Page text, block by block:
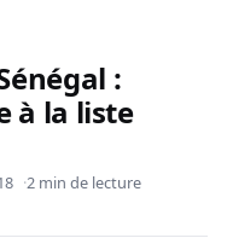
:
à la liste
2 min de lecture